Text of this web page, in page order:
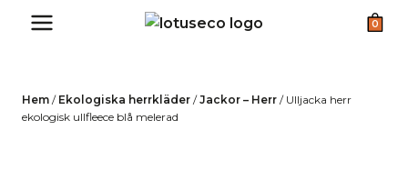
0
Hem / Ekologiska herrkläder /Jackor – Herr / Ulljacka herr
ekologisk ullfleece blå melerad